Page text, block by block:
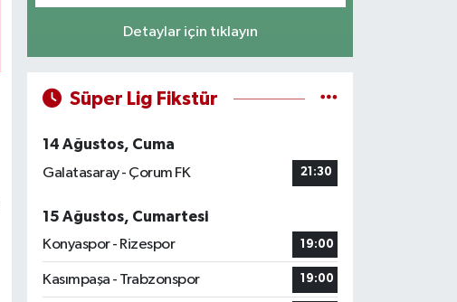
Detaylar için tıklayın
Süper Lig Fikstür
14 Ağustos, Cuma
Galatasaray - Çorum FK
21:30
15 Ağustos, Cumartesi
Konyaspor - Rizespor
19:00
Kasımpaşa - Trabzonspor 19:00